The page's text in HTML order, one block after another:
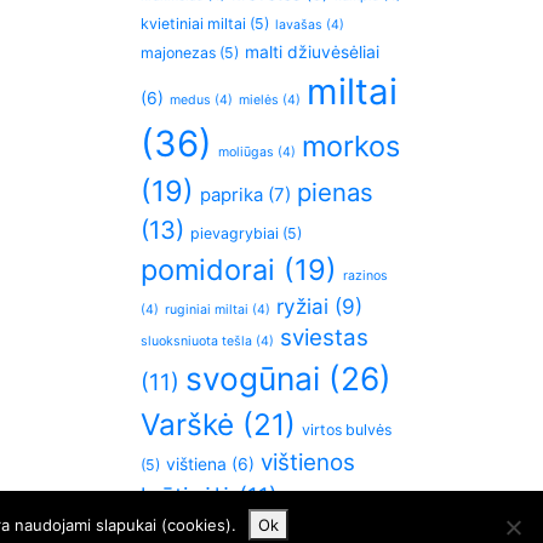
kvietiniai miltai (5) lavašas (4)
majonezas (5) malti džiuvėsėliai
(6) medus (4) mielės (4)
miltai
(36)
moliūgas (4) morkos
(19) paprika (7) pienas
(13) pievagrybiai (5)
pomidorai (19) razinos
(4) ruginiai miltai (4) ryžiai (9)
sluoksniuota tešla (4) sviestas
(11) svogūnai (26)
Varškė (21) virtos bulvės
(5) vištiena (6) vištienos
krūtinėlė(11)
naudojami slapukai (cookies). Ok